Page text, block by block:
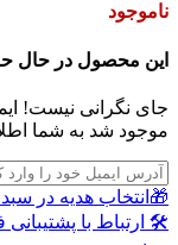
ناموجود
این محصول در حال
جای نگرانی نیست!
موجود شد به شما
🎁انتخاب هدیه در سبد خرید
🛠 ارتباط با